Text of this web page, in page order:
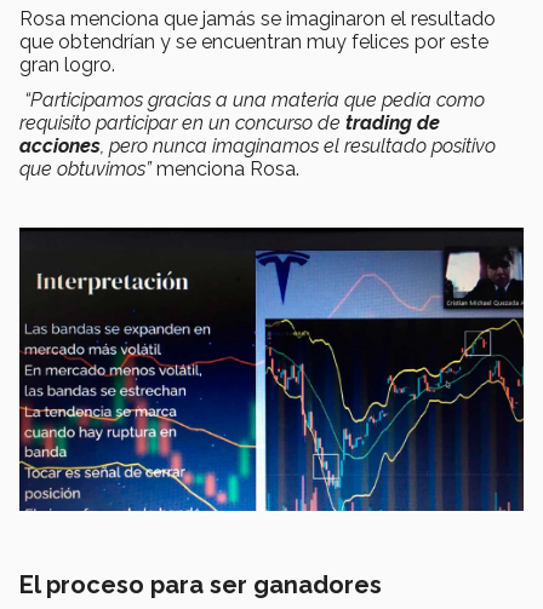
Rosa menciona que jamás se imaginaron el resultado
que obtendrían y se encuentran muy felices por este
gran logro.
“Participamos gracias a una materia que pedía como
requisito participar en un concurso de trading de
acciones , pero nunca imaginamos el resultado positivo
que obtuvimos”menciona Rosa.
El proceso para ser ganadores